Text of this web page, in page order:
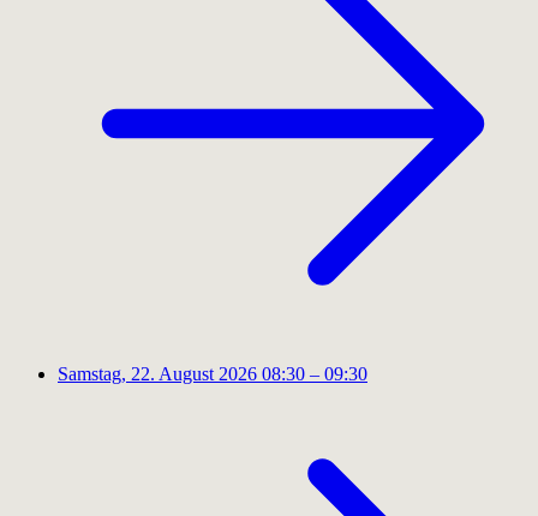
Samstag, 22. August 2026 08:30 – 09:30